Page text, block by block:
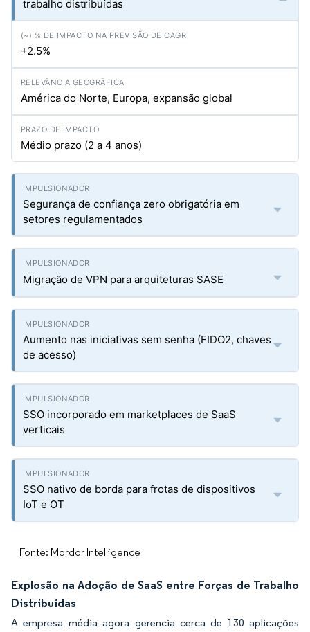
trabalho distribuídas
+2.5%
América do Norte, Europa, expansão global
Médio prazo (2 a 4 anos)
Segurança de confiança zero obrigatória em
setores regulamentados
Migração de VPN para arquiteturas SASE
Aumento nas iniciativas sem senha (FIDO2, chaves
de acesso)
SSO incorporado em marketplaces de SaaS
verticais
SSO nativo de borda para frotas de dispositivos
IoT e OT
Fonte: Mordor Intelligence
Explosão na Adoção de SaaS entre Forças de Trabalho
Distribuídas
A empresa média agora gerencia cerca de 130 aplicações